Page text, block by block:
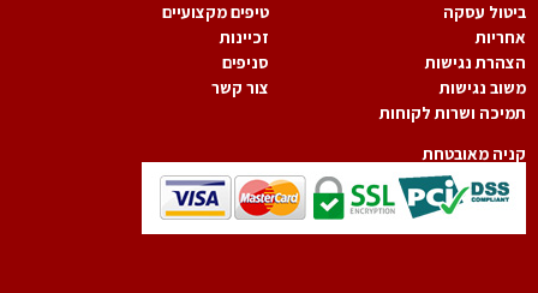
עסקה
נגישות
נגישות
ושרות לקוחות
טיפים מקצועיים
זכיינות
סניפים
צור קשר
מאובטחת